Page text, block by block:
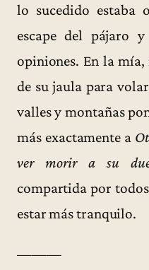
lo sucedido estaba
escape del pájaro y
opiniones. En la mía,
de su jaula para
valles y montañas
más exactamente a
ver morir a su
compartida por
estar más tranquilo.
———